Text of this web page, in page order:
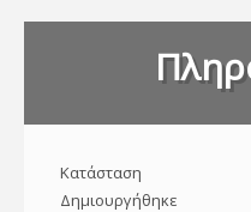
Κατάσταση
Δημιουργήθηκε